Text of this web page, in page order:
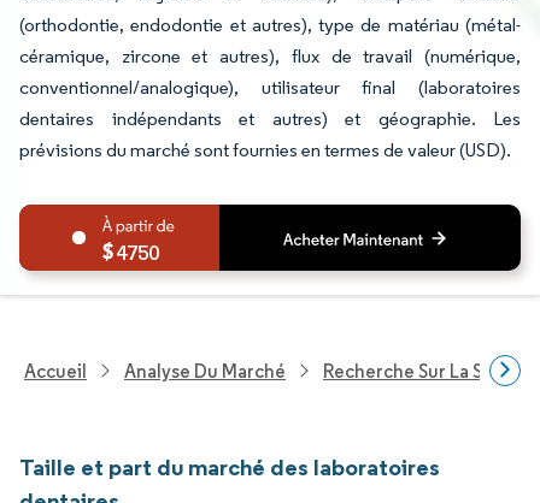
(orthodontie, endodontie et autres), type de matériau (métal-
céramique, zircone et autres), flux de travail (numérique,
conventionnel/analogique), utilisateur final (laboratoires
dentaires indépendants et autres) et géographie. Les
prévisions du marché sont fournies en termes de valeur (USD).
4750
Accueil Analyse Du Marché Recherche Sur La Santé
Taille et part du marché des laboratoires